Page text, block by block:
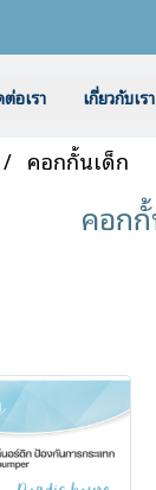
อเรา เกี่ยวกับเรา
คอกกั้นเด็ก
คอก